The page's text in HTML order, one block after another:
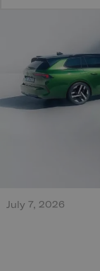
Τεράστια
July 7, 2026